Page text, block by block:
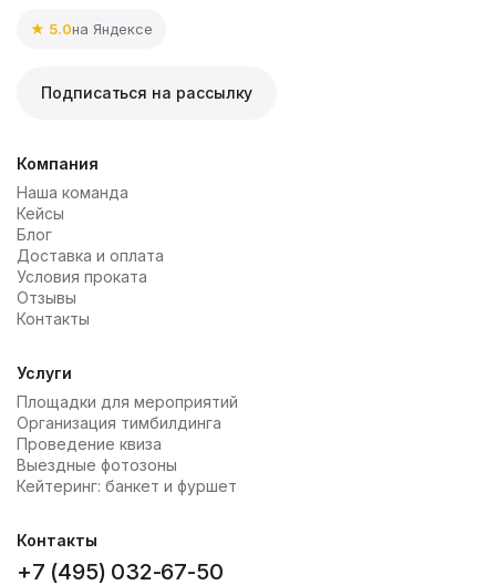
★ 5.0на Яндексе
Подписаться на рассылку
Компания
Наша команда
Кейсы
Блог
Доставка и оплата
Условия проката
Отзывы
Контакты
Услуги
Площадки для мероприятий
Организация тимбилдинга
Проведение квиза
Выездные фотозоны
Кейтеринг: банкет и фуршет
Контакты
+7 (495) 032-67-50